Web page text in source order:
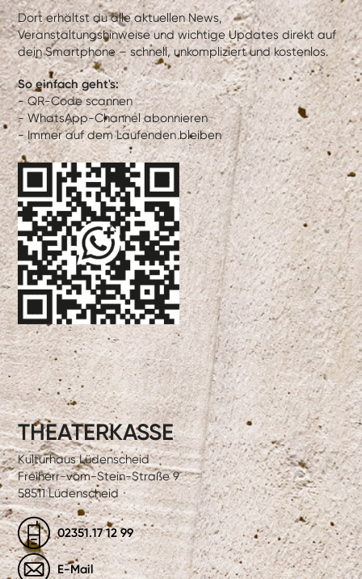
Dort erhältst du alle aktuellen News,
Veranstaltungshinweise und wichtige Updates direkt auf
dein Smartphone – schnell, unkompliziert und kostenlos.
So einfach geht's:
- QR-Code scannen
- WhatsApp-Channel abonnieren
- Immer auf dem Laufenden bleiben
THEATERKASSE
Kulturhaus Lüdenscheid
Freiherr-vom-Stein-Straße 9
58511 Lüdenscheid
02351.17 12 99
E-Mail